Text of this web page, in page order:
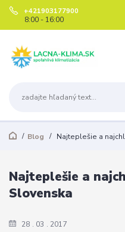
+421903177900
8:00 - 16:00
Blog Najteplešie a
28 03 2017
Najteplešie a
Slovenska